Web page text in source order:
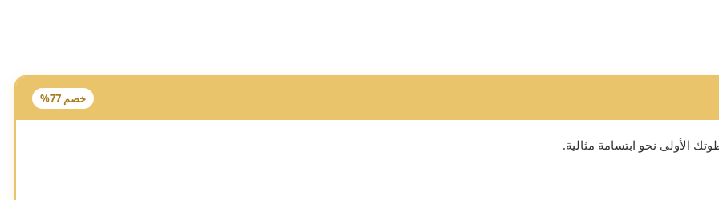
خصم 77%
الأولى نحو ابتسامة مثالية.